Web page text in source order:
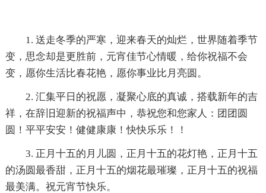
1. 送走冬季的严寒，迎来春天的灿烂，世界随着季节
变，思念却是更胜前，元宵佳节心情暖，给你祝福不会
变，愿你生活比春花艳，愿你事业比月亮圆。
2. 汇集平日的祝愿，凝聚心底的真诚，搭载新年的吉
祥，在辞旧迎新的祝福声中，恭祝您和您家人：团团圆
圆！平平安安！健健康康！快快乐乐！！
3. 正月十五的月儿圆，正月十五的花灯艳，正月十五
的汤圆最香甜，正月十五的烟花最璀璨，正月十五的祝福
最美满。祝元宵节快乐。